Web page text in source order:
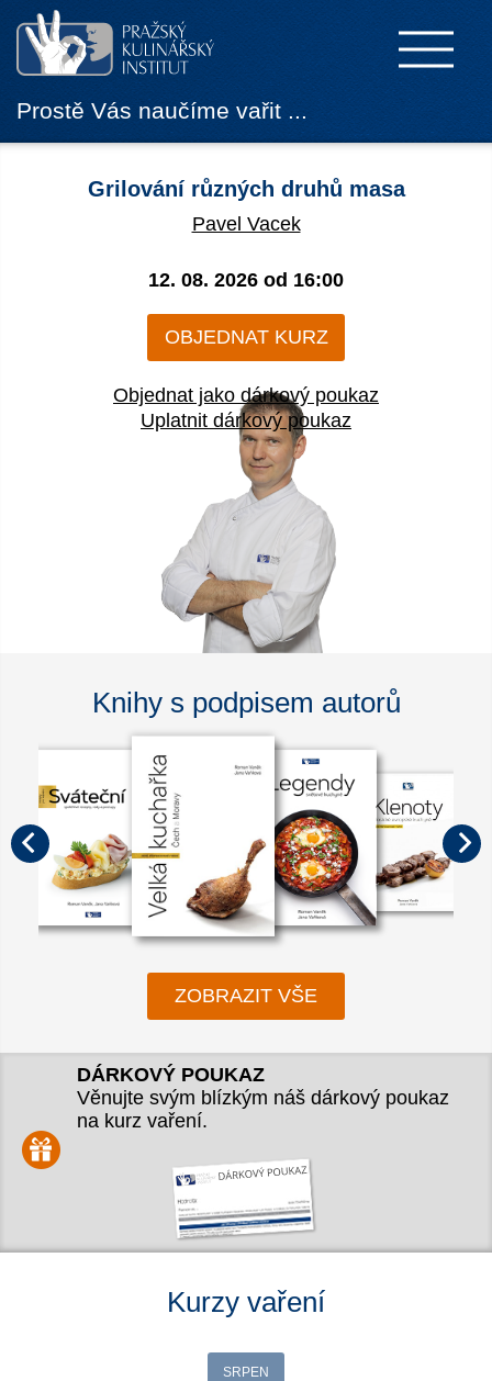
Prostě Vás naučíme vařit ...
Grilování různých druhů masa
Pavel Vacek
12. 08. 2026 od 16:00
OBJEDNAT KURZ
Objednat jako dárkový poukaz
Uplatnit dárkový poukaz
Knihy s podpisem autorů
ZOBRAZIT VŠE
DÁRKOVÝ POUKAZ
Věnujte svým blízkým náš dárkový poukaz
na kurz vaření.
Kurzy vaření
SRPEN